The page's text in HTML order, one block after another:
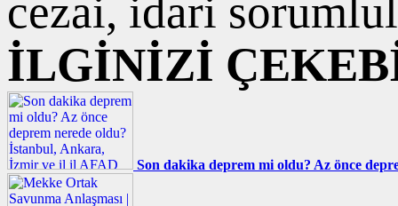
cezai, idari
İLGİNİZİ
Son dakika deprem mi oldu? Az önce